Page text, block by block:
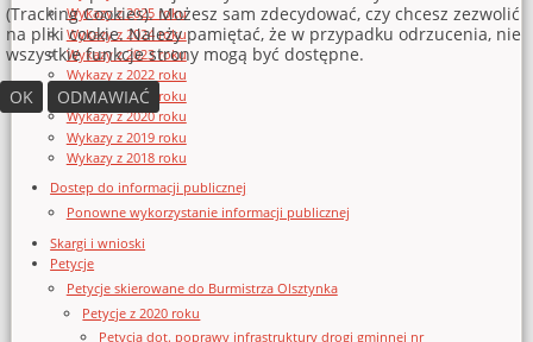
Wykazy z 2025 roku
Wykazy z 2024 roku
Wykazy z 2023 roku
Wykazy z 2022 roku
Wykazy z 2021 roku
Wykazy z 2020 roku
Wykazy z 2019 roku
Wykazy z 2018 roku
Dostęp do informacji publicznej
Ponowne wykorzystanie informacji publicznej
Skargi i wnioski
Petycje
Petycje skierowane do Burmistrza Olsztynka
Petycje z 2020 roku
Petycja dot. poprawy infrastruktury drogi gminnej nr
(Tracking Cookies). Możesz sam zdecydować, czy chcesz zezwolić
na pliki cookie. Należy pamiętać, że w przypadku odrzucenia, nie
wszystkie funkcje strony mogą być dostępne.
OK
ODMAWIAĆ